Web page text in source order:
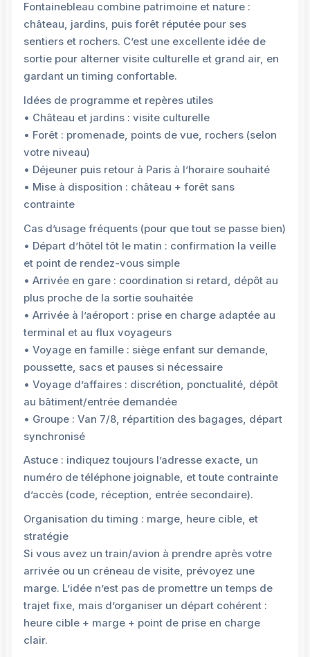
Fontainebleau combine patrimoine et nature :
château, jardins, puis forêt réputée pour ses
sentiers et rochers. C’est une excellente idée de
sortie pour alterner visite culturelle et grand air, en
gardant un timing confortable.
Idées de programme et repères utiles
• Château et jardins : visite culturelle
• Forêt : promenade, points de vue, rochers (selon
votre niveau)
• Déjeuner puis retour à Paris à l’horaire souhaité
• Mise à disposition : château + forêt sans
contrainte
Cas d’usage fréquents (pour que tout se passe bien)
• Départ d’hôtel tôt le matin : confirmation la veille
et point de rendez-vous simple
• Arrivée en gare : coordination si retard, dépôt au
plus proche de la sortie souhaitée
• Arrivée à l’aéroport : prise en charge adaptée au
terminal et au flux voyageurs
• Voyage en famille : siège enfant sur demande,
poussette, sacs et pauses si nécessaire
• Voyage d’affaires : discrétion, ponctualité, dépôt
au bâtiment/entrée demandée
• Groupe : Van 7/8, répartition des bagages, départ
synchronisé
Astuce : indiquez toujours l’adresse exacte, un
numéro de téléphone joignable, et toute contrainte
d’accès (code, réception, entrée secondaire).
Organisation du timing : marge, heure cible, et
stratégie
Si vous avez un train/avion à prendre après votre
arrivée ou un créneau de visite, prévoyez une
marge. L’idée n’est pas de promettre un temps de
trajet fixe, mais d’organiser un départ cohérent :
heure cible + marge + point de prise en charge
clair.